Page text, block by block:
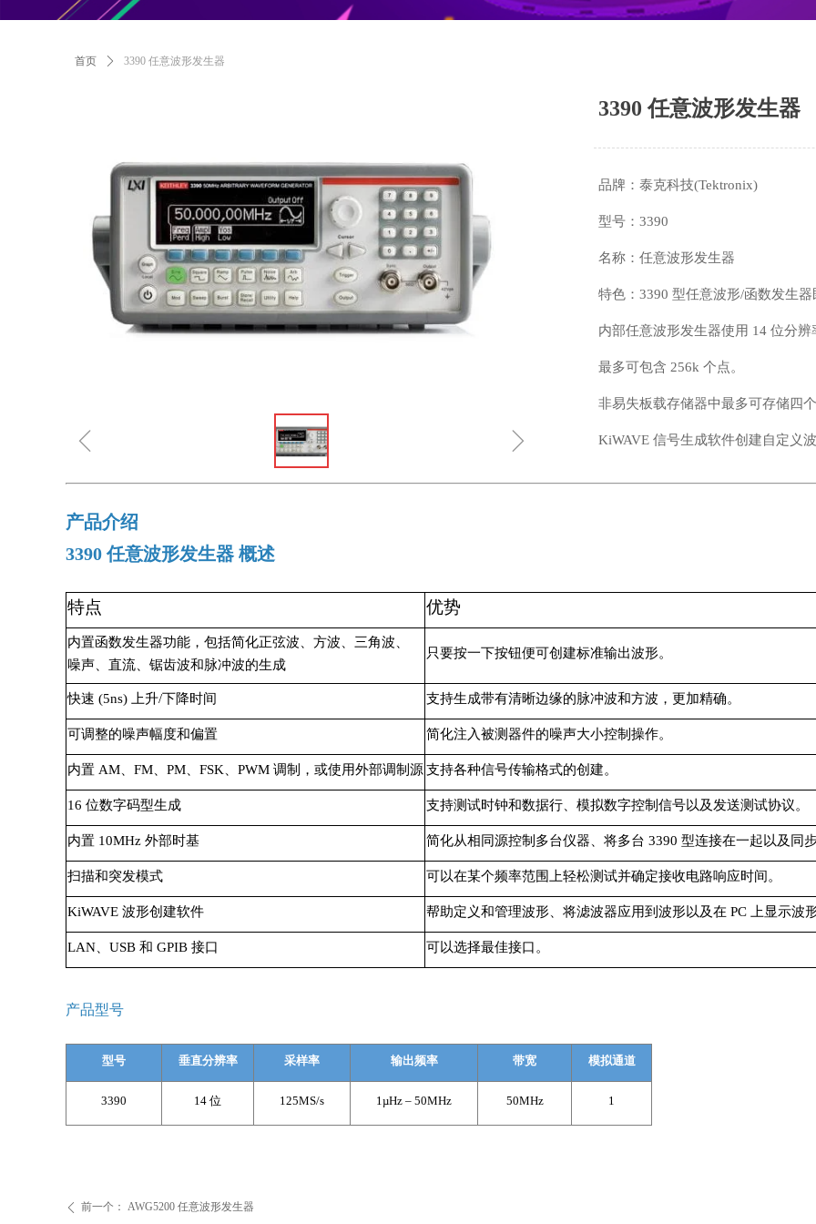
ꁆ ꁇ
3390 任意波形发生器
产品介绍
3390 任意波形发生器 概述
特点 优势
内置函数发生器功能，包括简化正弦波、方波、三角波、
噪声、直流、锯齿波和脉冲波的生成
只要按一下按钮便可创建标准输出波形。
快速 (5ns) 上升/下降时间 支持生成带有清晰边缘的脉冲波和方波，更加精确。
可调整的噪声幅度和偏置 简化注入被测器件的噪声大小控制操作。
内置 AM、FM、PM、FSK、PWM 调制，或使用外部调制源 支持各种信号传输格式的创建。
16 位数字码型生成 支持测试时钟和数据行、模拟数字控制信号以及发送测试协议。
内置 10MHz 外部时基 简化从相同源控制多台仪器、将多台 3390 型连接在一起以及同
扫描和突发模式 可以在某个频率范围上轻松测试并确定接收电路响应时间。
KiWAVE 波形创建软件 帮助定义和管理波形、将滤波器应用到波形以及在 PC 上显示波
LAN、USB 和 GPIB 接口 可以选择最佳接口。
产品型号
型号 垂直分辨率 采样率 输出频率 带宽 模拟通道
3390 14 位 125MS/s 1µHz – 50MHz 50MHz 1
首页 ꄲ 3390 任意波形发生器
品牌：泰克科技(Tektronix)
型号：3390
名称：任意波形发生器
特色：3390 型任意波形/函数发生
内部任意波形发生器使用 14 位分
最多可包含 256k 个点。
非易失板载存储器中最多可存储四
KiWAVE 信号生成软件创建自定义
ꄴ 前一个： AWG5200 任意波形发生器